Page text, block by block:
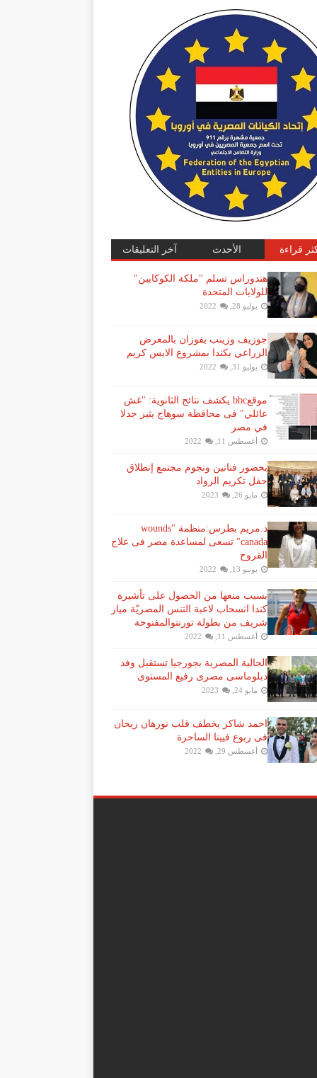
قراءة الأحدث آخر التعليقات
هندوراس تسلم "ملكة الكوكايين"
للولايات المتحدة
يوليو 28, 2022
جوزيف وزينب يفوزان بالمعرض
الزراعي بكندا بمشروع الايس كريم
يوليو 31, 2022
موقعbbc يكشف نتائج الثانوية: "غش
عائلي" فى محافظة سوهاج يثير جدلا
في مصر
أغسطس 11, 2022
بحضور فنانين ونجوم مجتمع إنطلاق
حفل تكريم الرواد
مايو 26, 2023
د.مريم بطرس:منظمة "wounds
canada" تسعى لمساعدة مصر فى علاج
القروح
يونيو 13, 2022
بسبب منعها من الحصول على تأشيرة
كندا انسحاب لاعبة ​التنس​ المصريّة ​ميار
شريف​ من بطولة ​تورنتو​المفتوحة
أغسطس 11, 2022
الجالية المصرية بجورجيا تستقبل وفد
دبلوماسى مصرى رفيع المستوى
مايو 24, 2023
احمد شاكر يخطف قلب نورهان ريحان
فى ربوع فيينا الساحرة
أغسطس 29, 2022